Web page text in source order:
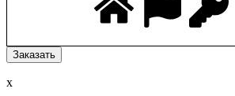
x